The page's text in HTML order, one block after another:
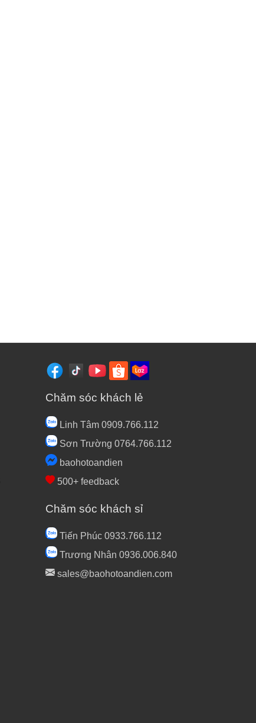
Chăm sóc khách lẻ
Linh Tâm 0909.766.112
Sơn Trường 0764.766.112
baohotoandien
500+ feedback
Chăm sóc khách sỉ
Tiến Phúc 0933.766.112
Trương Nhân 0936.006.840
sales@baohotoandien.com